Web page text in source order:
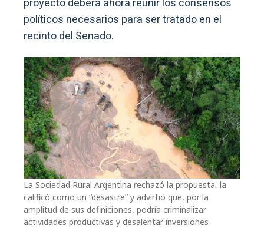
proyecto deberá ahora reunir los consensos
políticos necesarios para ser tratado en el
recinto del Senado.
La Sociedad Rural Argentina rechazó la propuesta, la
calificó como un “desastre” y advirtió que, por la
amplitud de sus definiciones, podría criminalizar
actividades productivas y desalentar inversiones